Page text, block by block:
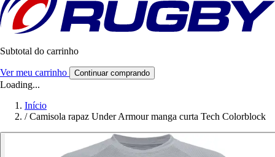
Subtotal do carrinho
Ver meu carrinho Continuar comprando
Loading...
Início
/ Camisola rapaz Under Armour manga curta Tech Colorblock